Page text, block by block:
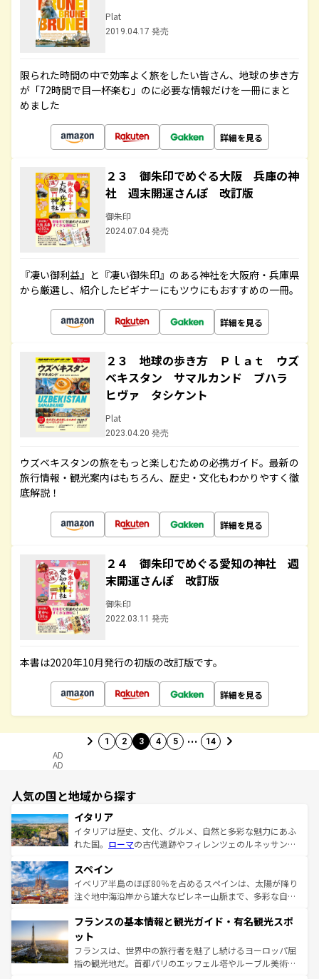
Plat
2019.04.17 発売
限られた時間の中で効率よく旅をしたい皆さん、地球の歩き方
が「72時間で目一杯楽む」のに必要な情報だけを一冊にまと
めました
詳細を見る
２３ 御朱印でめぐる大阪 兵庫の神
社 週末開運さんぽ 改訂版
御朱印
2024.07.04 発売
『凄い御利益』と『凄い御朱印』のある神社を大阪府・兵庫県
から厳選し、紹介したビギナーにもツウにもおすすめの一冊。
詳細を見る
２３ 地球の歩き方 Ｐｌａｔ ウズ
ベキスタン サマルカンド ブハラ
ヒヴァ タシケント
Plat
2023.04.20 発売
ウズベキスタンの旅をもっと楽しむための必携ガイド。最新の
旅行情報・観光案内はもちろん、歴史・文化もわかりやすく徹
底解説！
詳細を見る
２４ 御朱印でめぐる愛知の神社 週
末開運さんぽ 改訂版
御朱印
2022.03.11 発売
本書は2020年10月発行の初版の改訂版です。
詳細を見る
1 2 3 4 5 … 14
AD
AD
人気の国と地域から探す
イタリア
イタリアは歴史、文化、グルメ、自然と多彩な魅力にあふ
れた国。 ローマの古代遺跡やフィレンツェのルネッサンス
ろん、トスカーナの美しい田園風景やアマルフィ海岸の絶
景など、自然景観も見逃せない。観光の合間には、本場の
ピザやパスタなど、絶品のイタリア料理を堪能することも
ませてくれるイタリアで、忘れられない旅をしてみよう！
なお、新着のイタリア情報は
しい。
スペイン
イベリア半島のほぼ80％を占めるスペインは、太陽が降り
注ぐ地中海沿岸から雄大なピレネー山脈まで、多彩な自然
文化が根付くこの国では、情熱的なフラメンコ、熱気あふ
れる闘牛、そして美味しいタパスが生活の一部となってい
る。首都マドリードの洗練された雰囲気や、バルセロナの
アートに溢れた街角から、地方では古代ローマ遺跡や中世
フランスの基本情報と観光ガイド・有名観光スポ
ット
フランスは、世界中の旅行者を魅了し続けるヨーロッパ屈
指の観光地だ。首都パリのエッフェル塔やルーブル美術館